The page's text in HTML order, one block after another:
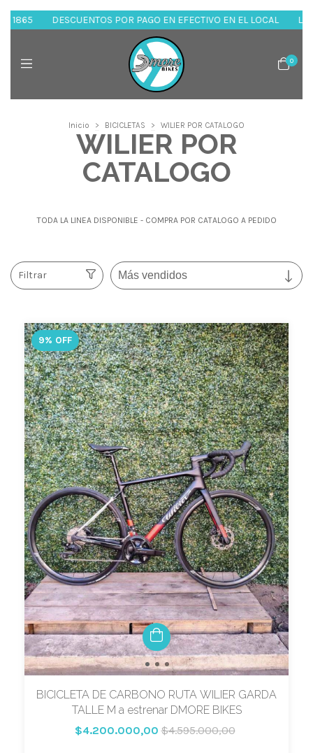
DESCUENTOS POR PAGO EN EFECTIVO EN EL LOCAL Los
0
Inicio > BICICLETAS > WILIER POR CATALOGO
WILIER POR
CATALOGO
TODA LA LINEA DISPONIBLE - COMPRA POR CATALOGO A PEDIDO
Filtrar
9% OFF
BICICLETA DE CARBONO RUTA WILIER GARDA
TALLE M a estrenar DMORE BIKES
$4.200.000,00$4.595.000,00